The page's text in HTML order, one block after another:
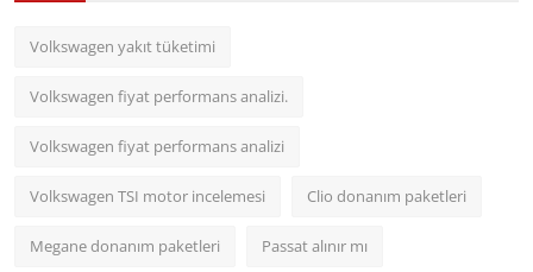
Volkswagen yakıt tüketimi
Volkswagen fiyat performans analizi.
Volkswagen fiyat performans analizi
Volkswagen TSI motor incelemesi Clio donanım paketleri
Megane donanım paketleri Passat alınır mı